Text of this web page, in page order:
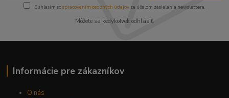
Súhlasím sospracovaním osobných údajov za účelom zasielania newslettera.
Môžete sa kedykoľvek odhlásiť.
Informácie pre zákazníkov
O nás